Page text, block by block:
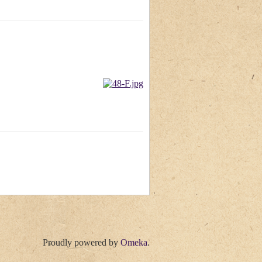
Proudly powered byOmeka.